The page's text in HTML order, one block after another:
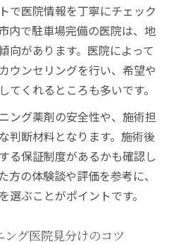
で医院情報を丁寧にチェック
内で駐車場完備の医院は、地
向があります。医院によって
ウンセリングを行い、希望や
てくれるところも多いです。
ング薬剤の安全性や、施術担
判断材料となります。施術後
る保証制度があるかも確認し
方の体験談や評価を参考に、
選ぶことがポイントです。
グ医院見分けのコツ